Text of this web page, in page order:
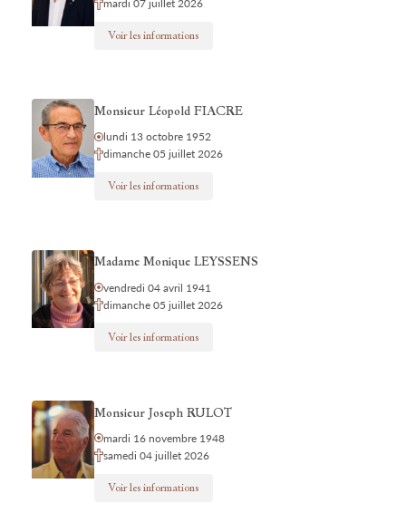
mardi 07 juillet 2026
Voir les informations
Monsieur Léopold FIACRE
lundi 13 octobre 1952
dimanche 05 juillet 2026
Voir les informations
Madame Monique LEYSSENS
vendredi 04 avril 1941
dimanche 05 juillet 2026
Voir les informations
Monsieur Joseph RULOT
mardi 16 novembre 1948
samedi 04 juillet 2026
Voir les informations